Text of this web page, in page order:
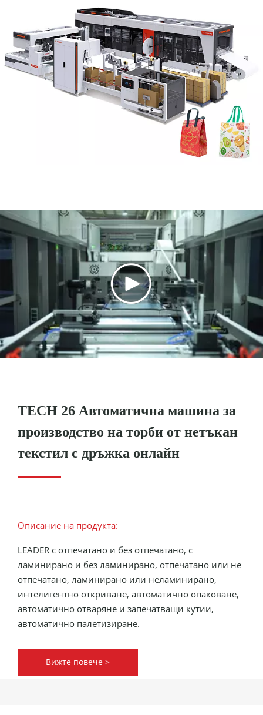
TECH 26 Автоматична машина за
производство на торби от нетъкан
текстил с дръжка онлайн
Описание на продукта:
LEADER с отпечатано и без отпечатано, с
ламинирано и без ламинирано, отпечатано или не
отпечатано, ламинирано или неламинирано,
интелигентно откриване, автоматично опаковане,
автоматично отваряне и запечатващи кутии,
автоматично палетизиране.
Вижте повече >